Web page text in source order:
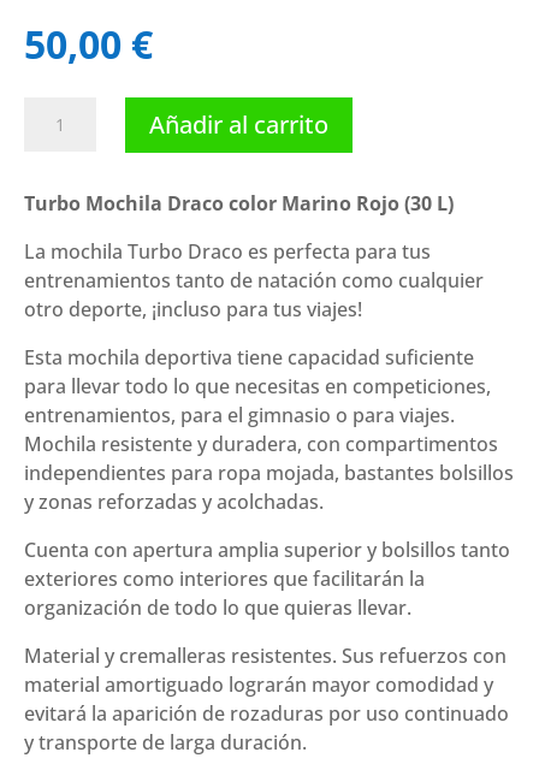
50,00 €
Mochila
color
Rojo
(30
L)
Añadir al carrito
Turbo Mochila Draco color Marino Rojo (30 L)
La mochila Turbo Draco es perfecta para tus
entrenamientos tanto de natación como cualquier
otro deporte, ¡incluso para tus viajes!
Esta mochila deportiva tiene capacidad suficiente
para llevar todo lo que necesitas en competiciones,
entrenamientos, para el gimnasio o para viajes.
Mochila resistente y duradera, con compartimentos
independientes para ropa mojada, bastantes bolsillos
y zonas reforzadas y acolchadas.
Cuenta con apertura amplia superior y bolsillos tanto
exteriores como interiores que facilitarán la
organización de todo lo que quieras llevar.
Material y cremalleras resistentes. Sus refuerzos con
material amortiguado lograrán mayor comodidad y
evitará la aparición de rozaduras por uso continuado
y transporte de larga duración.